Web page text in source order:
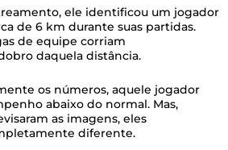
ele identificou um jogador
de 6 km durante suas partidas.
de equipe corriam
daquela distância.
os números, aquele jogador
abaixo do normal. Mas,
as imagens, eles
diferente.